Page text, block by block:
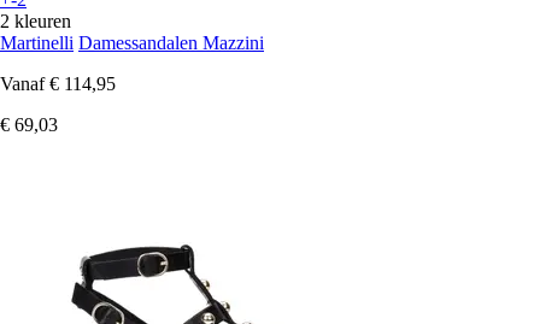
2 kleuren
Martinelli Damessandalen Mazzini
Vanaf € 114,95
€ 69,03